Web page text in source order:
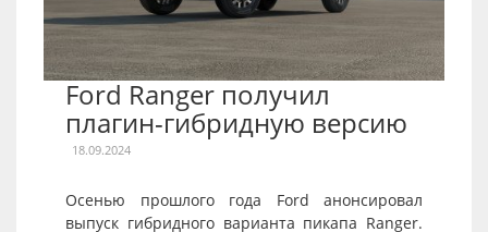
Ford Ranger получил
плагин-гибридную версию
18.09.2024
Осенью прошлого года Ford анонсировал
выпуск гибридного варианта пикапа Ranger.